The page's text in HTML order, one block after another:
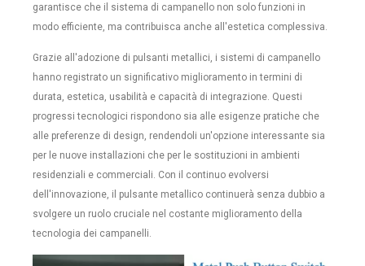
garantisce che il sistema di campanello non solo funzioni in
modo efficiente, ma contribuisca anche all'estetica complessiva.
Grazie all'adozione di pulsanti metallici, i sistemi di campanello
hanno registrato un significativo miglioramento in termini di
durata, estetica, usabilità e capacità di integrazione. Questi
progressi tecnologici rispondono sia alle esigenze pratiche che
alle preferenze di design, rendendoli un'opzione interessante sia
per le nuove installazioni che per le sostituzioni in ambienti
residenziali e commerciali. Con il continuo evolversi
dell'innovazione, il pulsante metallico continuerà senza dubbio a
svolgere un ruolo cruciale nel costante miglioramento della
tecnologia dei campanelli.